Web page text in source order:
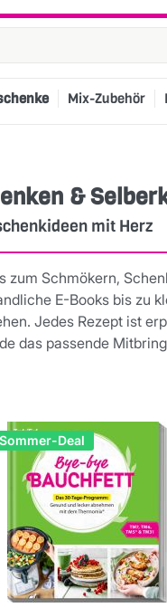
Mix-Zubehör
&
mit Herz
zum Schmökern,
E-Books bis zu
Jedes Rezept ist
das passende
Sommer-Deal